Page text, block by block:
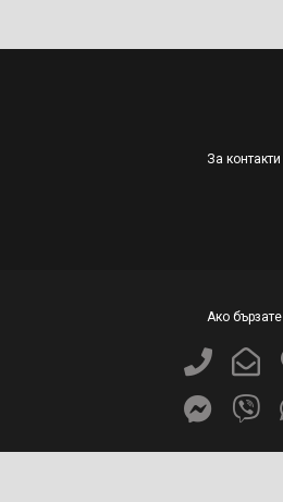
За контакти
Ако бързате